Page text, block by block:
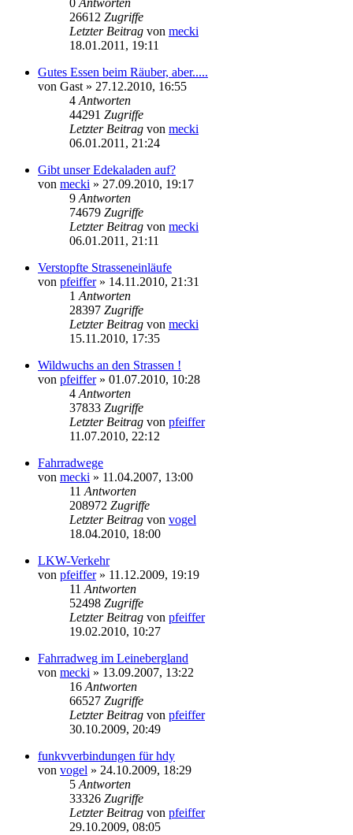
0 Antworten
26612 Zugriffe
Letzter Beitrag von mecki
18.01.2011, 19:11
Gutes Essen beim Räuber, aber.....
von Gast » 27.12.2010, 16:55
4 Antworten
44291 Zugriffe
Letzter Beitrag von mecki
06.01.2011, 21:24
Gibt unser Edekaladen auf?
von mecki » 27.09.2010, 19:17
9 Antworten
74679 Zugriffe
Letzter Beitrag von mecki
06.01.2011, 21:11
Verstopfte Strasseneinläufe
von pfeiffer» 14.11.2010, 21:31
1 Antworten
28397 Zugriffe
Letzter Beitrag von mecki
15.11.2010, 17:35
Wildwuchs an den Strassen !
von pfeiffer» 01.07.2010, 10:28
4 Antworten
37833 Zugriffe
Letzter Beitrag von pfeiffer
11.07.2010, 22:12
Fahrradwege
von mecki » 11.04.2007, 13:00
11 Antworten
208972 Zugriffe
Letzter Beitrag von vogel
18.04.2010, 18:00
LKW-Verkehr
von pfeiffer» 11.12.2009, 19:19
11 Antworten
52498 Zugriffe
Letzter Beitrag von pfeiffer
19.02.2010, 10:27
Fahrradweg im Leinebergland
von mecki » 13.09.2007, 13:22
16 Antworten
66527 Zugriffe
Letzter Beitrag von pfeiffer
30.10.2009, 20:49
funkvverbindungen für hdy
von vogel » 24.10.2009, 18:29
5 Antworten
33326 Zugriffe
Letzter Beitrag von pfeiffer
29.10.2009, 08:05